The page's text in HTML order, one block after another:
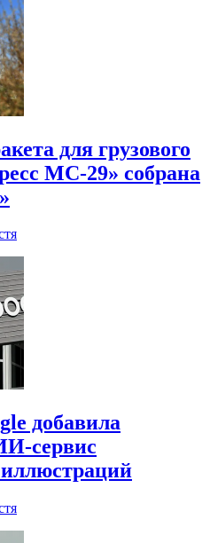
для грузового
МС-29» собрана
добавила
сервис